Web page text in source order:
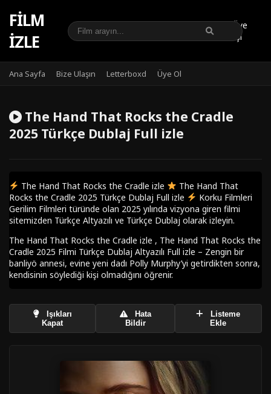
FILM
IZLE
Üye
Girişi
Ana Sayfa Bize Ulaşın Letterboxd Üye Ol
The Hand That Rocks the Cradle
2025 Türkçe Dublaj Full izle
The Hand That Rocks the Cradle izle
The Hand That
Rocks the Cradle 2025 Türkçe Dublaj Full izle
Korku Filmleri
Gerilim Filmleri türünde olan 2025 yılında vizyona giren filmi
sitemizden Türkçe Altyazılı ve Türkçe Dublaj olarak izleyin.
The Hand That Rocks the Cradle izle , The Hand That Rocks the
Cradle 2025 Filmi Türkçe Dublaj Altyazılı Full izle – Zengin bir
banliyö annesi, evine yeni dadı Polly Murphy’yi getirdikten sonra,
kendisinin söylediği kişi olmadığını öğrenir.
Işıkları
Kapat
Hata
Bildir
Listeme
Ekle